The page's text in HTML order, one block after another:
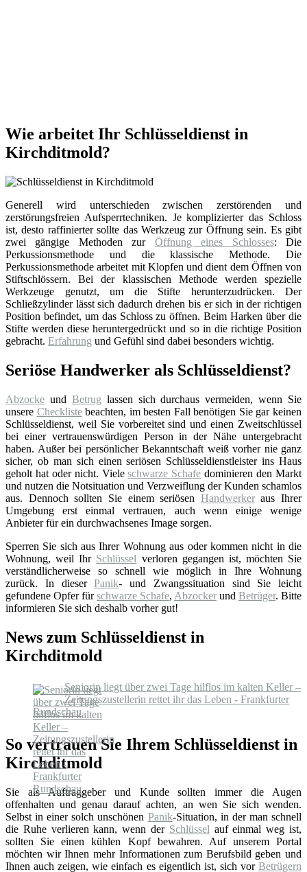
Wie arbeitet Ihr Schlüsseldienst in
Kirchditmold?
Generell wird unterschieden zwischen zerstörenden und
zerstörungsfreien Aufsperrtechniken. Je komplizierter das Schloss
ist, desto raffinierter sollte das Werkzeug zur Öffnung sein. Es gibt
zwei gängige Methoden zur Öffnung eines Schlosses: Die
Perkussionsmethode und die klassische Methode. Die
Perkussionsmethode arbeitet mit Klopfen und dient dem Öffnen von
Stiftschlössern. Bei der klassischen Methode werden spezielle
Werkzeuge genutzt, um die Stifte herunterzudrücken. Der
Schließzylinder lässt sich dadurch drehen bis er sich in der richtigen
Position befindet, um das Schloss zu öffnen. Beim Harken über die
Stifte werden diese heruntergedrückt und so in die richtige Position
gebracht. Erfahrung und Gefühl sind dabei besonders wichtig.
Seriöse Handwerker als Schlüsseldienst?
Abzocke und Betrug lassen sich durchaus vermeiden, wenn Sie
unsere Checklistebeachten, im besten Fall benötigen Sie gar keinen
Schlüsseldienst, weil Sie vorbereitet sind und einen Zweitschlüssel
bei einer vertrauenswürdigen Person in der Nähe untergebracht
haben. Außer bei persönlicher Bekanntschaft weiß vorher nie ganz
sicher, ob man sich einen seriösen Schlüsseldienstleister ins Haus
geholt hat oder nicht. Vieleschwarze Schafe dominieren den Markt
und nutzen die Notsituation und Verzweiflung der Kunden schamlos
aus. Dennoch sollten Sie einem seriösen Handwerkeraus Ihrer
Umgebung erst einmal vertrauen, auch wenn einige wenige
Anbieter für ein durchwachsenes Image sorgen.
Sperren Sie sich aus Ihrer Wohnung aus oder kommen nicht in die
Wohnung, weil Ihr Schlüssel verloren gegangen ist, möchten Sie
verständlicherweise so schnell wie möglich in Ihre Wohnung
zurück. In dieserPanik- und Zwangssituation sind Sie leicht
gefundene Opfer fürschwarze Schafe, Abzocker und Betrüger. Bitte
informieren Sie sich deshalb vorher gut!
News zum Schlüsseldienst in
Kirchditmold
Seniorin liegt über zwei Tage hilflos im kalten Keller –
Zeitungszustellerin rettet ihr das Leben - Frankfurter
Rundschau
So vertrauen Sie Ihrem Schlüsseldienst in
Kirchditmold
Sie als Auftraggeber und Kunde sollten immer die Augen
offenhalten und genau darauf achten, an wen Sie sich wenden.
Selbst in einer solch unschönen Panik-Situation, in der man schnell
die Ruhe verlieren kann, wenn der Schlüssel auf einmal weg ist,
sollten Sie einen kühlen Kopf bewahren. Auf unserem Portal
möchten wir Ihnen mehr Informationen zum Berufsbild geben und
Ihnen auch zeigen, wie einfach es eigentlich ist, sich vor Betrügern